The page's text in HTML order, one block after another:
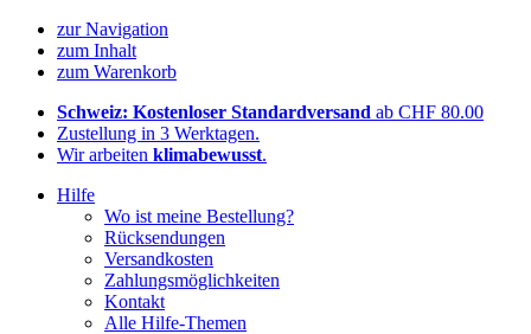
zur Navigation
zum Inhalt
zum Warenkorb
Schweiz: Kostenloser Standardversand ab CHF 80.00
Zustellung in 3 Werktagen.
Wir arbeiten klimabewusst.
Hilfe
Wo ist meine Bestellung?
Rücksendungen
Versandkosten
Zahlungsmöglichkeiten
Kontakt
Alle Hilfe-Themen